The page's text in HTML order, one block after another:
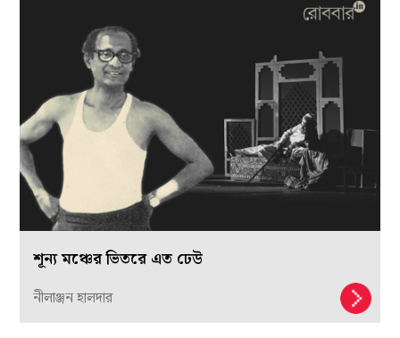
শূন্য মঞ্চের ভিতরে এত ঢেউ
নীলাঞ্জন হালদার